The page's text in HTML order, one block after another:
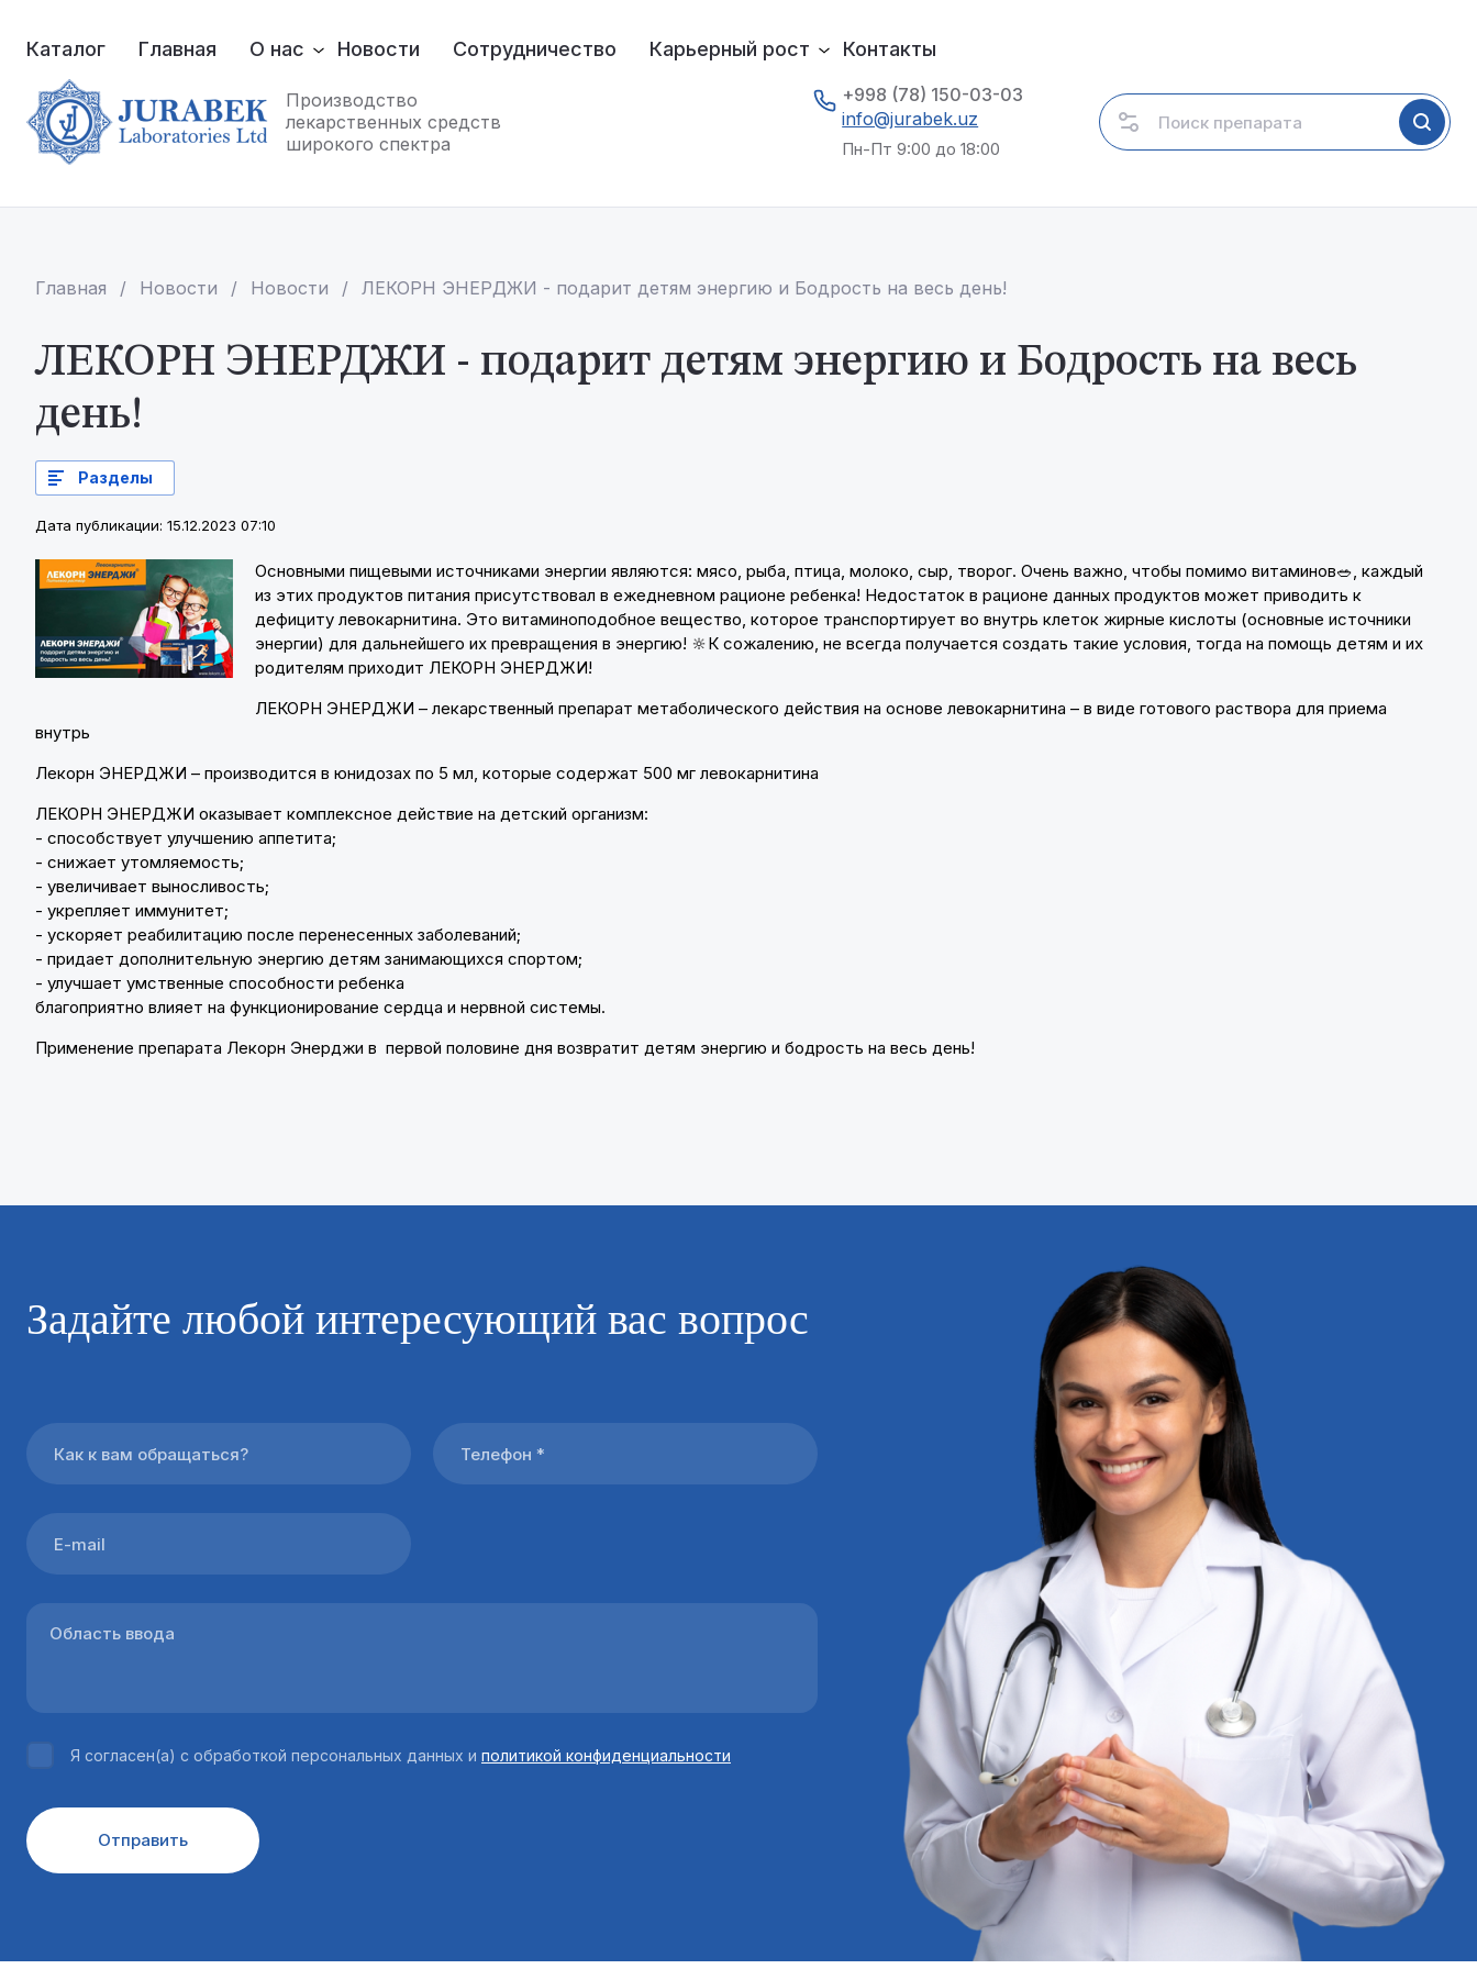
Каталог Главная О нас Новости Сотрудничество Карьерный рост Контакты
Производство
лекарственных средств
широкого спектра
+998 (78) 150-03-03
info@jurabek.uz
Пн-Пт 9:00 до 18:00
Главная / Новости / Новости / ЛЕКОРН ЭНЕРДЖИ - подарит детям энергию и Бодрость на весь день!
ЛЕКОРН ЭНЕРДЖИ - подарит детям энергию и Бодрость на весь
день!
Разделы
Дата публикации: 15.12.2023 07:10
Основными пищевыми источниками энергии являются: мясо, рыба, птица, молоко, сыр, творог. Очень важно, чтобы помимо витаминов🥗, каждый
из этих продуктов питания присутствовал в ежедневном рационе ребенка! Недостаток в рационе данных продуктов может приводить к
дефициту левокарнитина. Это витаминоподобное вещество, которое транспортирует во внутрь клеток жирные кислоты (основные источники
энергии) для дальнейшего их превращения в энергию! 🔆К сожалению, не всегда получается создать такие условия, тогда на помощь детям и их
родителям приходит ЛЕКОРН ЭНЕРДЖИ!
ЛЕКОРН ЭНЕРДЖИ – лекарственный препарат метаболического действия на основе левокарнитина – в виде готового раствора для приема
внутрь
Лекорн ЭНЕРДЖИ – производится в юнидозах по 5 мл, которые содержат 500 мг левокарнитина
ЛЕКОРН ЭНЕРДЖИ оказывает комплексное действие на детский организм:
- способствует улучшению аппетита;
- снижает утомляемость;
- увеличивает выносливость;
- укрепляет иммунитет;
- ускоряет реабилитацию после перенесенных заболеваний;
- придает дополнительную энергию детям занимающихся спортом;
- улучшает умственные способности ребенка
благоприятно влияет на функционирование сердца и нервной системы.
Применение препарата Лекорн Энерджи в первой половине дня возвратит детям энергию и бодрость на весь день!
Задайте любой интересующий вас вопрос
Я согласен(а) с обработкой персональных данных и политикой конфиденциальности
Отправить